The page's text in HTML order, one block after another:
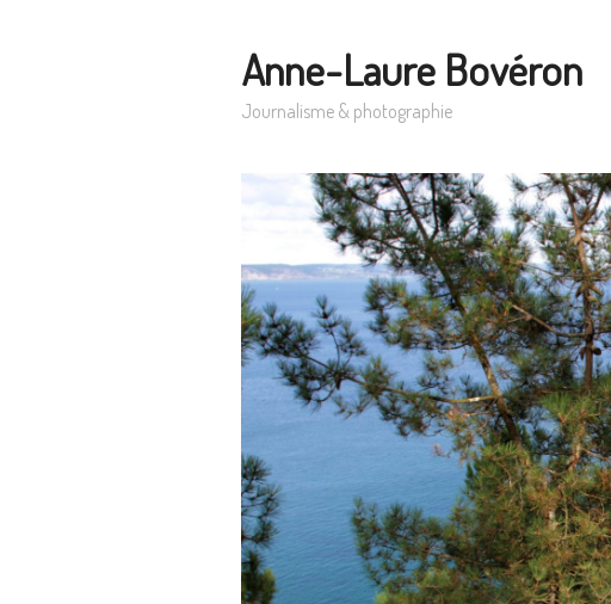
Anne-Laure Bovéron
Journalisme & photographie